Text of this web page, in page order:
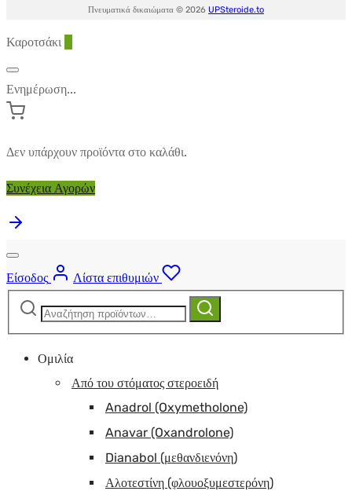
Πνευματικά δικαιώματα © 2026 UPSteroide.to
Καροτσάκι
Ενημέρωση...
Δεν υπάρχουν προϊόντα στο καλάθι.
Συνέχεια Αγορών
Είσοδος
Λίστα επιθυμιών
Αναζήτηση
Αναζήτηση
Ομιλία
Από του στόματος στεροειδή
Anadrol (Oxymetholone)
Anavar (Oxandrolone)
Dianabol (μεθανδιενόνη)
Αλοτεστίνη (φλουοξυμεστερόνη)